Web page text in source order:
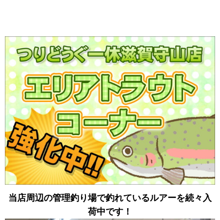
当店周辺の管理釣り場で釣れているルアーを続々入
荷中です！